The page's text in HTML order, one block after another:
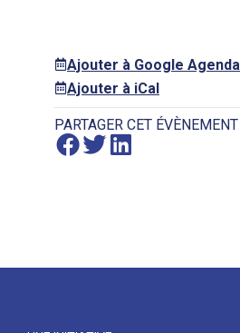
Ajouter à Google Agenda
Ajouter à iCal
PARTAGER CET ÉVÈNEMENT